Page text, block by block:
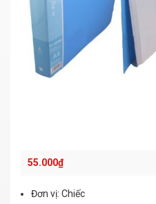
55.000₫
Đơn vị: Chiếc